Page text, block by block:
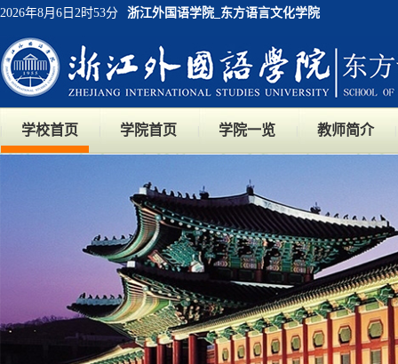
2026年8月6日2时53分 浙江外国语学院_东方语言文化学院
学校首页 学院首页 学院一览 教师简介